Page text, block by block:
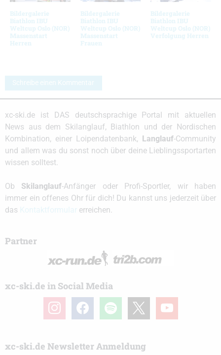
Bildergalerie
Biathlon IBU
Weltcup Oslo (NOR)
Massenstart
Herren
Bildergalerie
Biathlon IBU
Weltcup Oslo (NOR)
Massenstart
Frauen
Bildergalerie
Biathlon IBU
Weltcup Oslo (NOR)
Verfolgung Herren
Schreibe einen Kommentar
xc-ski.de ist DAS deutschsprachige Portal mit aktuellen
News aus dem Skilanglauf, Biathlon und der Nordischen
Kombination, einer Loipendatenbank,
Langlauf-Community
und allem was du sonst noch über deine Lieblingssportarten
wissen solltest.
Ob Skilanglauf-Anfänger oder Profi-Sportler, wir haben
immer ein offenes Ohr für dich! Du kannst uns jederzeit über
das
erreichen.
Partner
xc-ski.de in Social Media
instagramfacebook spotify youtube
xc-ski.de Newsletter Anmeldung